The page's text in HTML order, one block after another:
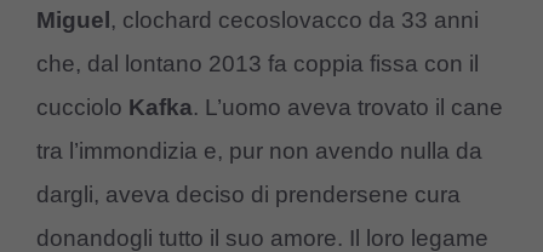
Miguel, clochard cecoslovacco da 33 anni
che, dal lontano 2013 fa coppia fissa con il
cucciolo Kafka. L’uomo aveva trovato il cane
tra l’immondizia e, pur non avendo nulla da
dargli, aveva deciso di prendersene cura
donandogli tutto il suo amore. Il loro legame